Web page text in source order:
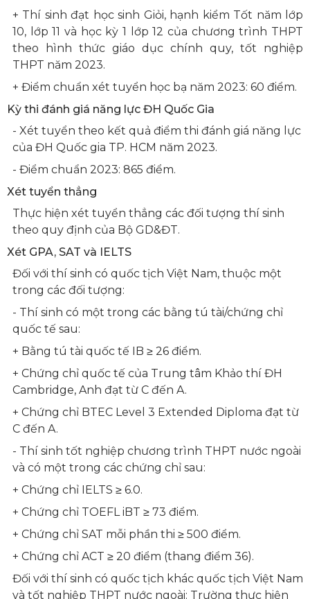
+ Thí sinh đạt học sinh Giỏi, hạnh kiểm Tốt năm lớp
10, lớp 11 và học kỳ 1 lớp 12 của chương trình THPT
theo hình thức giáo dục chính quy, tốt nghiệp
THPT năm 2023.
+ Điểm chuẩn xét tuyển học bạ năm 2023: 60 điểm.
Kỳ thi đánh giá năng lực ĐH Quốc Gia
- Xét tuyển theo kết quả điểm thi đánh giá năng lực
của ĐH Quốc gia TP. HCM năm 2023.
- Điểm chuẩn 2023: 865 điểm.
Xét tuyển thẳng
Thực hiện xét tuyển thẳng các đối tượng thí sinh
theo quy định của Bộ GD&ĐT.
Xét GPA, SAT và IELTS
Đối với thí sinh có quốc tịch Việt Nam, thuộc một
trong các đối tượng:
- Thí sinh có một trong các bằng tú tài/chứng chỉ
quốc tế sau:
+ Bằng tú tài quốc tế IB ≥ 26 điểm.
+ Chứng chỉ quốc tế của Trung tâm Khảo thí ĐH
Cambridge, Anh đạt từ C đến A.
+ Chứng chỉ BTEC Level 3 Extended Diploma đạt từ
C đến A.
- Thí sinh tốt nghiệp chương trình THPT nước ngoài
và có một trong các chứng chỉ sau:
+ Chứng chỉ IELTS ≥ 6.0.
+ Chứng chỉ TOEFL iBT ≥ 73 điểm.
+ Chứng chỉ SAT mỗi phần thi ≥ 500 điểm.
+ Chứng chỉ ACT ≥ 20 điểm (thang điểm 36).
Đối với thí sinh có quốc tịch khác quốc tịch Việt Nam
và tốt nghiệp THPT nước ngoài: Trường thực hiện